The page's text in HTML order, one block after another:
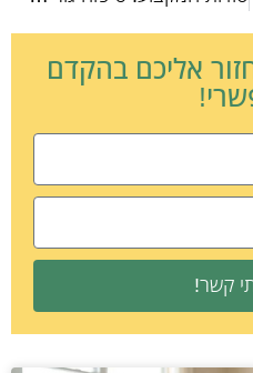
אליכם בהקדם
קשר!